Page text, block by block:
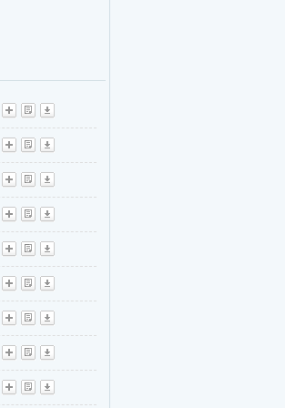
播 歌 下
播 歌 下
播 歌 下
播 歌 下
播 歌 下
播 歌 下
播 歌 下
播 歌 下
播 歌 下